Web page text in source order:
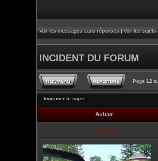
Voir les messages sans réponses|Voir les sujets
INCIDENT DU FORUM
Page 12
Imprimer le sujet
Auteur
vmax330